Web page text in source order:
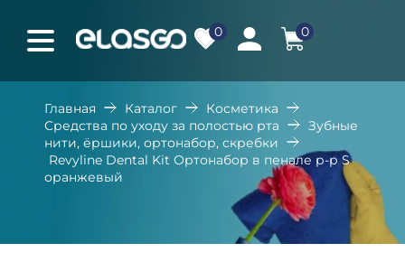
0 0
Главная Каталог
Косметика
Средства по уходу за полостью рта
Зубные
нити, ёршики, ортонабор, скребки
Revyline Dental Kit Ортонабор в пенале р-р S
оранжевый